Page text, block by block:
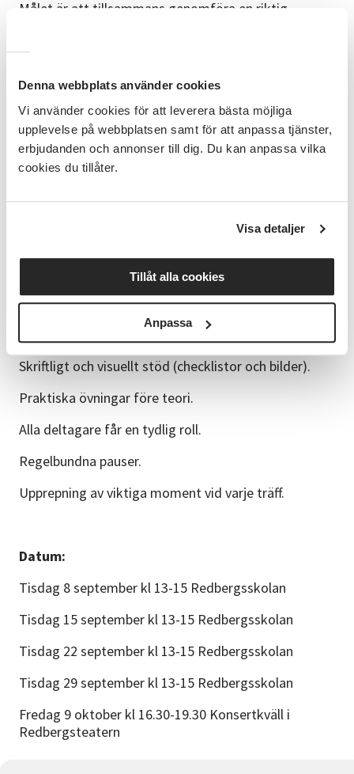
Denna webbplats använder cookies
Vi använder cookies för att leverera bästa möjliga
upplevelse på webbplatsen samt för att anpassa tjänster,
erbjudanden och annonser till dig. Du kan anpassa vilka
cookies du tillåter.
Visa detaljer
Tillåt alla cookies
Anpassa
Målet är att tillsammans genomföra en riktig
meningsfullt projekt där gemenskap, musik och
delaktighet står i centrum!
Det kostar inget att vara med.
Målgrupp:Personer med NPF-diagnos, lindrig
intellektuell funktionsnedsättning och/eller psykisk
Pedagogisk anpassning:
Tydlig struktur och återkommande upplägg.
Skriftligt och visuellt stöd (checklistor och bilder).
Praktiska övningar före teori.
Alla deltagare får en tydlig roll.
Regelbundna pauser.
Upprepning av viktiga moment vid varje träff.
Datum:
Tisdag 8 september kl 13-15 Redbergsskolan
Tisdag 15 september kl 13-15 Redbergsskolan
Tisdag 22 september kl 13-15 Redbergsskolan
Tisdag 29 september kl 13-15 Redbergsskolan
Fredag 9 oktober kl 16.30-19.30 Konsertkväll i
Redbergsteatern